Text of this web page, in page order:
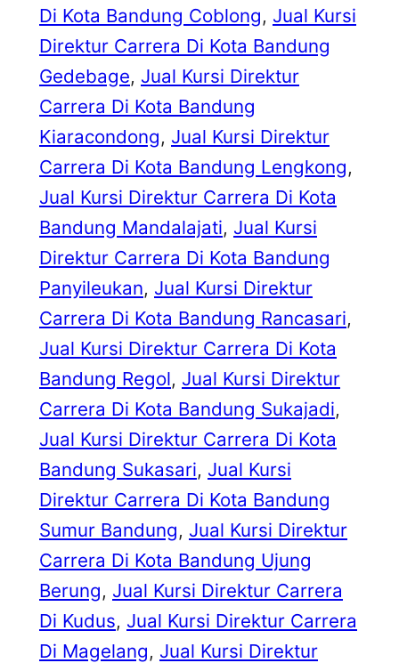
Di Kota Bandung Coblong, Jual Kursi
Direktur Carrera Di Kota Bandung
Gedebage, Jual Kursi Direktur
Carrera Di Kota Bandung
Kiaracondong, Jual Kursi Direktur
Carrera Di Kota Bandung Lengkong
Jual Kursi Direktur Carrera Di Kota
Bandung Mandalajati, Jual Kursi
Direktur Carrera Di Kota Bandung
Panyileukan, Jual Kursi Direktur
Carrera Di Kota Bandung Rancasari
Jual Kursi Direktur Carrera Di Kota
Bandung Regol, Jual Kursi Direktur
Carrera Di Kota Bandung Sukajadi
Jual Kursi Direktur Carrera Di Kota
Bandung Sukasari, Jual Kursi
Direktur Carrera Di Kota Bandung
Sumur Bandung, Jual Kursi Direktur
Carrera Di Kota Bandung Ujung
Berung, Jual Kursi Direktur Carrera
Di Kudus, Jual Kursi Direktur Carrera
Di Magelang, Jual Kursi Direktur